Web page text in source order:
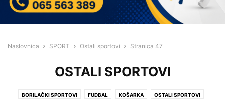
Naslovnica SPORT Ostali sportovi Stranica 47
OSTALI SPORTOVI
BORILAČKI SPORTOVI FUDBAL KOŠARKA OSTALI SPORTOVI